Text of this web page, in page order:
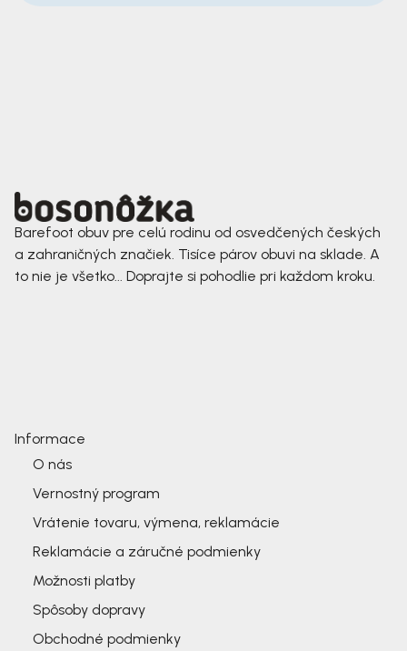
Barefoot obuv pre celú rodinu od osvedčených českých
a zahraničných značiek. Tisíce párov obuvi na sklade. A
to nie je všetko... Doprajte si pohodlie pri každom kroku.
Informace
O nás
Vernostný program
Vrátenie tovaru, výmena, reklamácie
Reklamácie a záručné podmienky
Možnosti platby
Spôsoby dopravy
Obchodné podmienky